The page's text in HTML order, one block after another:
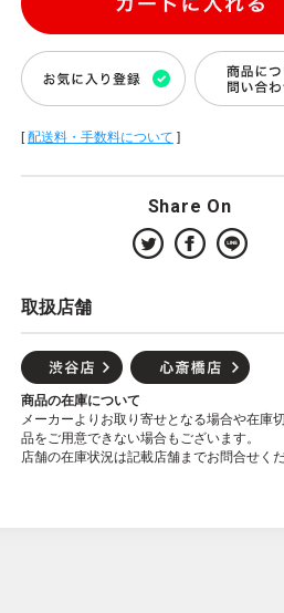
[配送料・手数料について ]
Share On
取扱店舗
商品の在庫について
メーカーよりお取り寄せとなる場合や在庫
品をご用意できない場合もございます。
店舗の在庫状況は記載店舗までお問合せくだ